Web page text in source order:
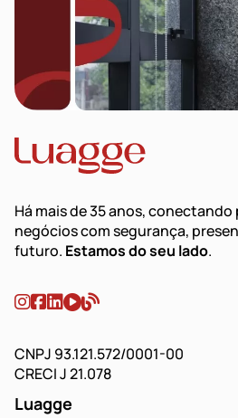
Há mais de 35 anos, conectando
negócios com segurança,
futuro. Estamos do seu lado.
CNPJ 93.121.572/0001-00
CRECI J 21.078
Luagge